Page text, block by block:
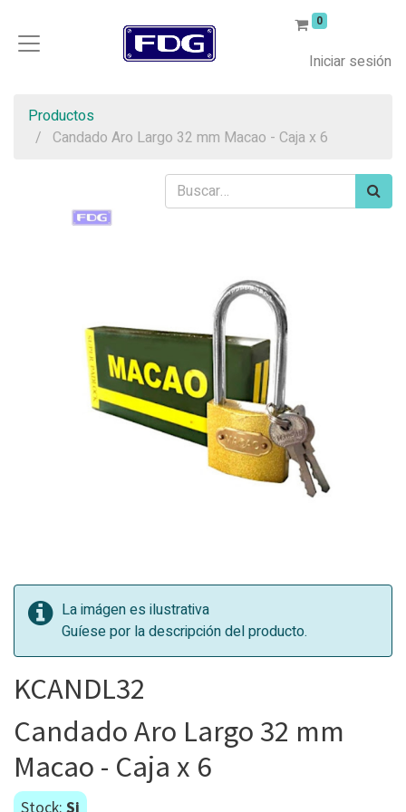
0
Iniciar sesión
Productos
Candado Aro Largo 32 mm Macao - Caja x 6
La imágen es ilustrativa
Guíese por la descripción del producto.
KCANDL32
Candado Aro Largo 32 mm
Macao - Caja x 6
Stock: Si